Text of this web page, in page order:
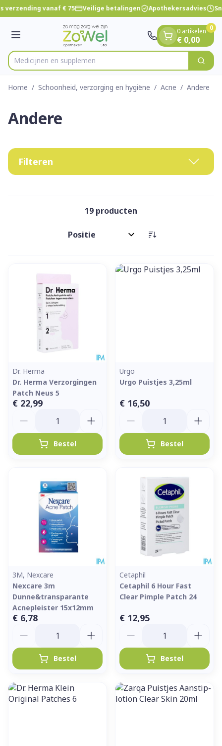
Ga naar de inhoud
1 van 1
verzending vanaf € 75 Veilige betalingen Apothekersadvies
Menu
Product, merk, categorie...
Medic Zoek
0 artikelen
€ 0,00
0
Home / Schoonheid, verzorging en hygiëne / Acne / Andere
Andere
Filteren
19 producten
Sorteer op:
Dr. Herma
Dr. Herma Verzorgingen
Patch Neus 5
€ 22,99
Bestel
Urgo
Urgo Puistjes 3,25ml
€ 16,50
Bestel
3M, Nexcare
Nexcare 3m
Dunne&transparante
Acnepleister 15x12mm
€ 6,78
Bestel
Cetaphil
Cetaphil 6 Hour Fast
Clear Pimple Patch 24
€ 12,95
Bestel